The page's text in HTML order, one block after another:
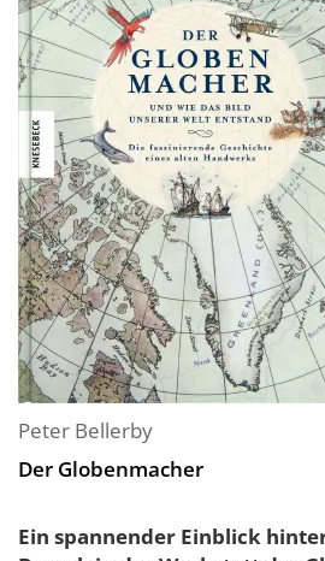
Peter Bellerby
Der Globenmacher
Ein spannender Einblick